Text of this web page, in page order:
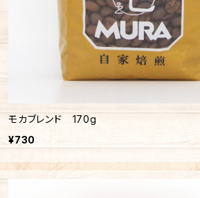
モカブレンド 170g
¥730